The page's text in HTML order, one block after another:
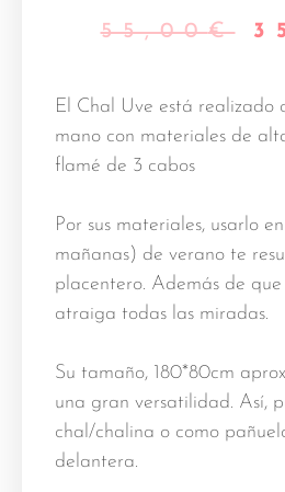
55,00€
El Chal Uve está realizado
mano con materiales de
flamé de 3 cabos
Por sus materiales, usarlo
mañanas) de verano te
placentero. Además de
atraiga todas las miradas.
Su tamaño, 180*80cm
una gran versatilidad. Así,
chal/chalina o como
delantera.